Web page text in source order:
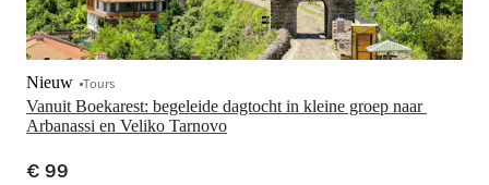
Vanuit Boekarest: begeleide dagtocht in kleine groep naar
Arbanassi en Veliko Tarnovo
Nieuw Tours
€ 99